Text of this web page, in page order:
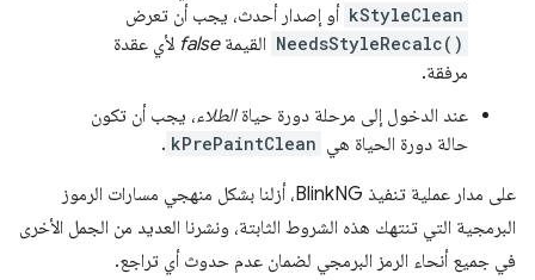
kStyleClean أو إصدار أحدث، يجب أن تعرض
NeedsStyleRecalc() القيمةfalse لأي عقدة
مرفقة.
عند الدخول إلى مرحلة دورة حياةالطلاء، يجب أن تكون
حالة دورة الحياة هي kPrePaintClean
.
على مدار عملية تنفيذ BlinkNG، أزلنا بشكل منهجي مسارات الرموز
البرمجية التي تنتهك هذه الشروط الثابتة، ونشرنا العديد من الجمل الأخرى
في جميع أنحاء الرمز البرمجي لضمان عدم حدوث أي تراجع.